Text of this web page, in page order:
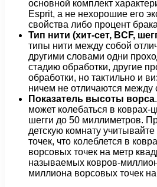
основной комплект
Esprit, а не нехорошие его
свойства либо процент
Тип нити (хит-сет, BCF,
типы нити между собой
другими словами одни
стадию обработки, другие
обработки, но тактильно и
ничем не отличаются между
Показатель высоты ворса
может колебаться в коврах-
шегги до 50 миллиметров.
детскую комнату
точек, что колеблется в
ворсовых точек на метр
называемых ковров-
миллиона ворсовых точек